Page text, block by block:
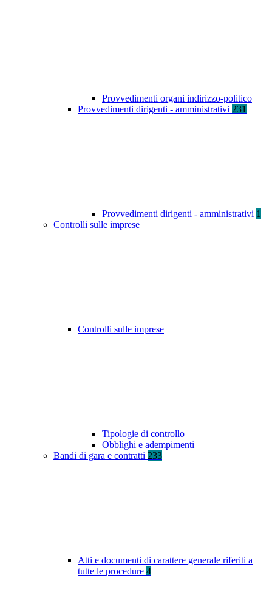
Provvedimenti organi indirizzo-politico
Provvedimenti dirigenti - amministrativi 231
Provvedimenti dirigenti - amministrativi 1
Controlli sulle imprese
Controlli sulle imprese
Tipologie di controllo
Obblighi e adempimenti
Bandi di gara e contratti 233
Atti e documenti di carattere generale riferiti a
tutte le procedure 4